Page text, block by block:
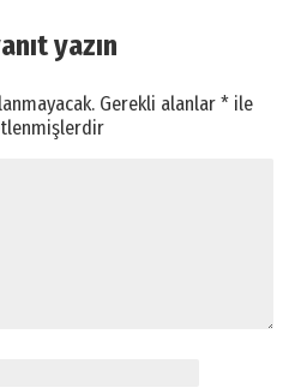
yazın
Gerekli alanlar* ile